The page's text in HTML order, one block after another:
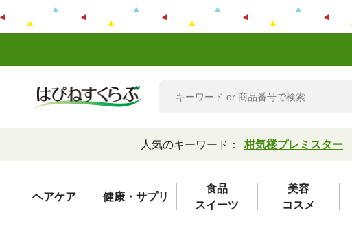
人気のキーワード： 柑気楼プレミスター
ヘアケア 健康・サプリ
食品
スイーツ
美容
コスメ